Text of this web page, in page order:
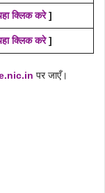
क्लिक करे]
क्लिक करे]
पर जाएँ।